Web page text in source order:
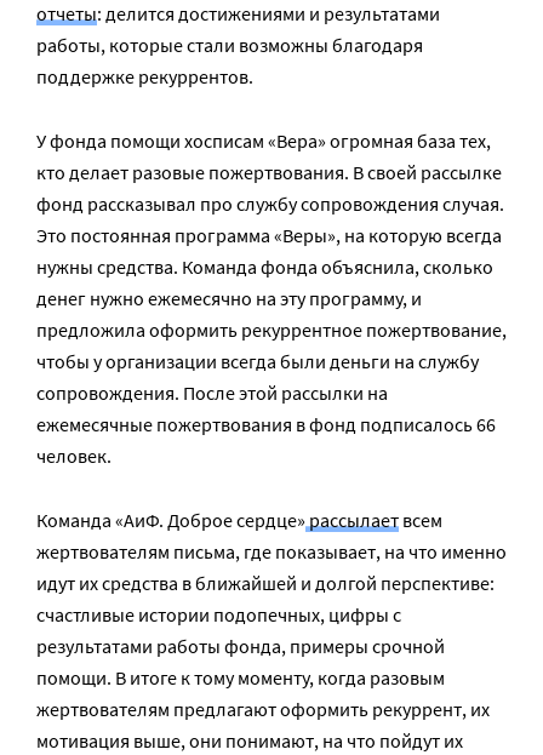
отчеты: делится достижениями и результатами
работы, которые стали возможны благодаря
поддержке рекуррентов.
У фонда помощи хосписам «Вера» огромная база тех,
кто делает разовые пожертвования. В своей рассылке
фонд рассказывал про службу сопровождения случая.
Это постоянная программа «Веры», на которую всегда
нужны средства. Команда фонда объяснила, сколько
денег нужно ежемесячно на эту программу, и
предложила оформить рекуррентное пожертвование,
чтобы у организации всегда были деньги на службу
сопровождения. После этой рассылки на
ежемесячные пожертвования в фонд подписалось 66
человек.
Команда «АиФ. Доброе сердце»рассылает всем
жертвователям письма, где показывает, на что именно
идут их средства в ближайшей и долгой перспективе:
счастливые истории подопечных, цифры с
результатами работы фонда, примеры срочной
помощи. В итоге к тому моменту, когда разовым
жертвователям предлагают оформить рекуррент, их
мотивация выше, они понимают, на что пойдут их